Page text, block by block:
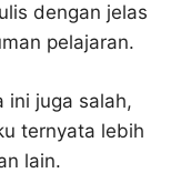
dengan jelas
pelajaran.
ini juga salah,
ternyata lebih
lain.